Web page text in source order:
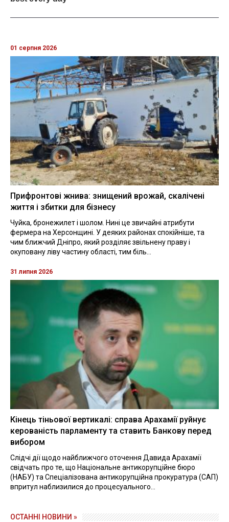
01 серпня 2026
Прифронтові жнива: знищений врожай, скалічені
життя і збитки для бізнесу
Чуйка, бронежилет і шолом. Нині це звичайні атрибути
фермера на Херсонщині. У деяких районах спокійніше, та
чим ближчий Дніпро, який розділяє звільнену праву і
окуповану ліву частину області, тим біль...
31 липня 2026
Кінець тіньової вертикалі: справа Арахамії руйнує
керованість парламенту та ставить Банкову перед
вибором
Слідчі дії щодо найближчого оточення Давида Арахамії
свідчать про те, що Національне антикорупційне бюро
(НАБУ) та Спеціалізована антикорупційна прокуратура (САП)
впритул наблизилися до процесуального...
ОСТАННІ НОВИНИ »